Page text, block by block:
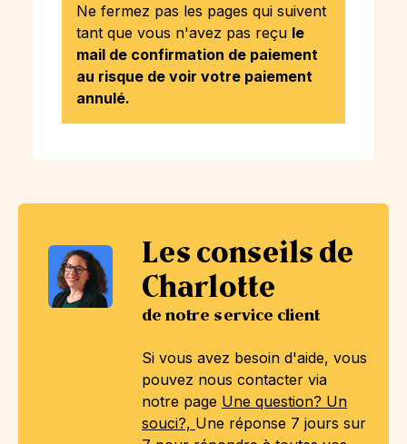
Les conseils de
Charlotte
de notre service client
Si vous avez besoin d'aide, vous
pouvez nous contacter via
notre page Une question? Un
souci?, Une réponse 7 jours sur
Ne fermez pas les pages qui suivent
tant que vous n'avez pas reçu le
mail de confirmation de paiement
au risque de voir votre paiement
annulé.